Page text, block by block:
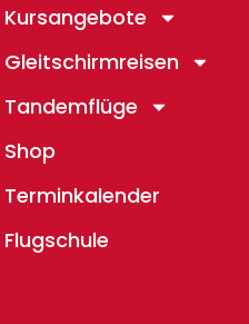
Kursangebote
Gleitschirmreisen
Tandemflüge
Shop
Terminkalender
Flugschule